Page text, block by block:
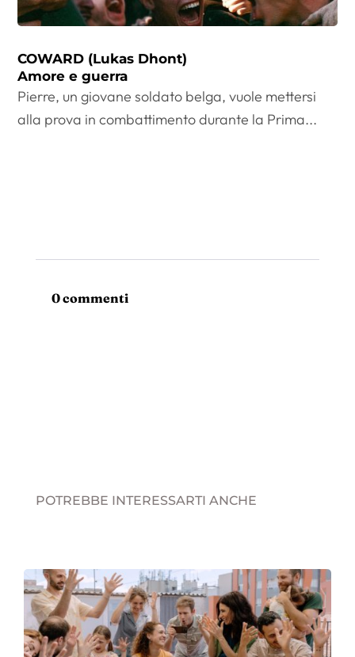
COWARD (Lukas Dhont)
Amore e guerra
Pierre, un giovane soldato belga, vuole mettersi
alla prova in combattimento durante la Prima...
0 commenti
POTREBBE INTERESSARTI ANCHE